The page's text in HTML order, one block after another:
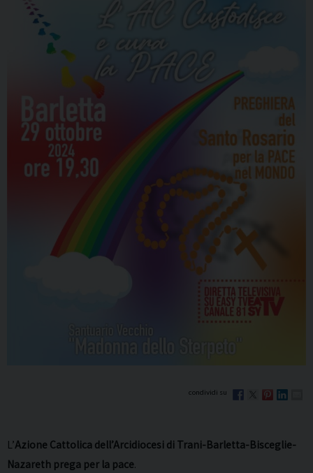
L’Azione Cattolica dell’Arcidiocesi di Trani-Barletta-Bisceglie-
Nazareth prega per la pace.